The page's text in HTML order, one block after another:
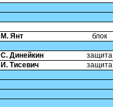
М. Янт блок
С. Динейкин
защита
И. Тисевич защита